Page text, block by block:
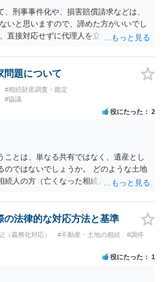
、刑事事件化や、損害賠償請求などは、
いと思いますので、諦めた方がいいでし
直接対応せずに代理人を立てるなどし
問題について
#相続財産調査・鑑定
#協議
役にたった 2
とは、単なる共有ではなく、遺産とし
のではないでしょうか。 どのような土地
続人の方（亡くなった相続人がおられる
れます。 たとえば、みなが要らない土地
産分割協議の中で、申立人のお父様が全
は、お父様で必要な対応を行うと提案す
なと思います。 なお、遺産としての共
る場合はまた少し話が変わってきます
ます。一定の収入や預貯金がお父さま
の法律的な対応方法と基準
（義務化対応） #不動産・土地の相続
#調停
役にたった 1